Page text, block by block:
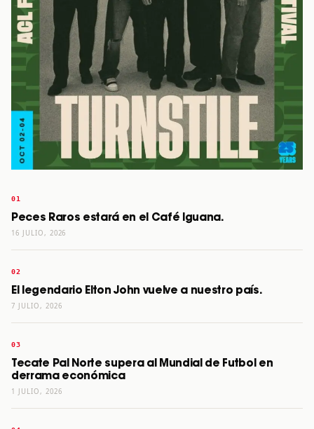
Peces Raros estará en el Café Iguana.
16 JULIO, 2026
El legendario Elton John vuelve a nuestro país.
7 JULIO, 2026
Tecate Pal Norte supera al Mundial de Futbol en
derrama económica
1 JULIO, 2026